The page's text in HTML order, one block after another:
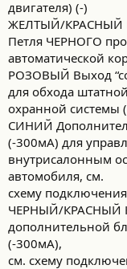
двигателя) (-)
ЖЕЛТЫЙ/КРАСНЫЙ
Петля ЧЕРНОГО
автоматической
РОЗОВЫЙ Выход
для обхода штатной
охранной системы
СИНИЙ
(-300мА) для
внутрисалонным
автомобиля, см.
схему
ЧЕРНЫЙ/КРАСНЫЙ К
дополнительной
(-300мА),
см. схему